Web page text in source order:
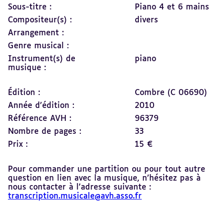
Sous-titre :
Piano 4 et 6 mains
Compositeur(s) :
divers
Arrangement :
Genre musical :
Instrument(s) de
musique :
piano
Édition :
Combre (C 06690)
Année d'édition :
2010
Référence AVH :
96379
Nombre de pages :
33
Prix :
15 €
Pour commander une partition ou pour tout autre
question en lien avec la musique, n’hésitez pas à
nous contacter à l’adresse suivante :
transcription.musicale@avh.asso.fr